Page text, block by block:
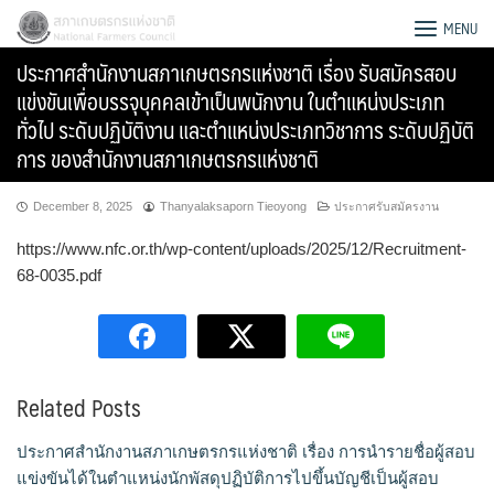
Skip
content
Search
for:
สภาเกษตรกรแห่งชาติ MENU
ประกาศสำนักงานสภาเกษตรกรแห่งชาติ เรื่อง รับสมัครสอบ
แข่งขันเพื่อบรรจุบุคคลเข้าเป็นพนักงาน ในตำแหน่งประเภท
ทั่วไป ระดับปฏิบัติงาน และตำแหน่งประเภทวิชาการ ระดับปฏิบัติ
การ ของสำนักงานสภาเกษตรกรแห่งชาติ
December 8, 2025 Thanyalaksaporn Tieoyong ประกาศรับสมัครงาน
https://www.nfc.or.th/wp-content/uploads/2025/12/Recruitment-
68-0035.pdf
Related Posts
ประกาศสำนักงานสภาเกษตรกรแห่งชาติ เรื่อง การนำรายชื่อผู้สอบ
แข่งขันได้ในตำแหน่งนักพัสดุปฏิบัติการไปขึ้นบัญชีเป็นผู้สอบ